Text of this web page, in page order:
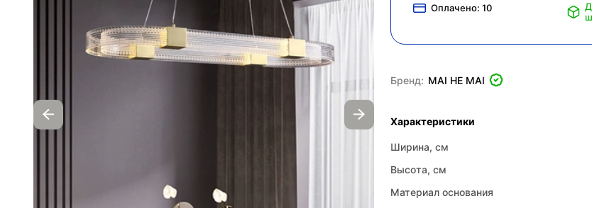
Оплачено: 10
Бренд: MAI HE MAI
Характеристики
Ширина, см
Высота, см
Материал основания